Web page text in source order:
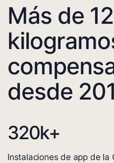
Más de
desde
320k+
Instalaciones de app de la